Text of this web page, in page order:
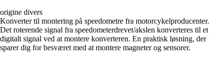
origine divers
Konverter til montering på speedometre fra motorcykelproducenter.
Det roterende signal fra speedometerdrevet/akslen konverteres til et
digitalt signal ved at montere konverteren. En praktisk løsning, der
sparer dig for besværet med at montere magneter og sensorer.